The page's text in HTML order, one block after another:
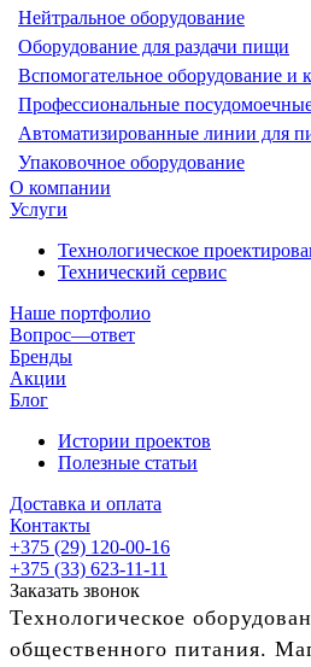
Нейтральное оборудование
Оборудование для раздачи пищи
Вспомогательное оборудование и
Профессиональные
Автоматизированные линии для
Упаковочное оборудование
О компании
Услуги
Технологическое
Технический сервис
Наше портфолио
Вопрос—ответ
Бренды
Акции
Блог
Истории проектов
Полезные статьи
Доставка и оплата
Контакты
+375 (29) 120-00-16
+375 (33) 623-11-11
Заказать звонок
Технологическое
общественного питания.